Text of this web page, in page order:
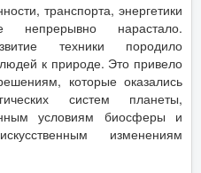
транспорта, энергетики
непрерывно нарастало.
техники породило
к природе. Это привело
которые оказались
систем планеты,
условиям биосферы и
изменениям